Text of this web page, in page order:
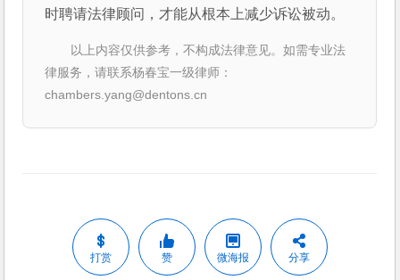
时聘请法律顾问，才能从根本上减少诉讼被动。
以上内容仅供参考，不构成法律意见。如需专业法
律服务，请联系杨春宝一级律师：
chambers.yang@dentons.cn
打赏 赞 微海报 分享